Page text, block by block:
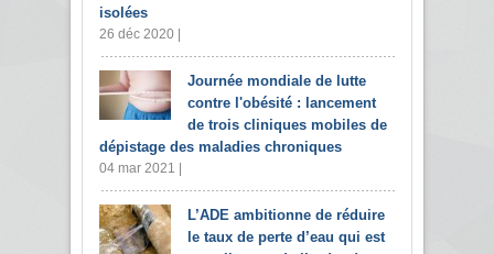
isolées
26 déc 2020 |
Journée mondiale de lutte
contre l'obésité : lancement
de trois cliniques mobiles de
dépistage des maladies chroniques
04 mar 2021 |
L’ADE ambitionne de réduire
le taux de perte d’eau qui est